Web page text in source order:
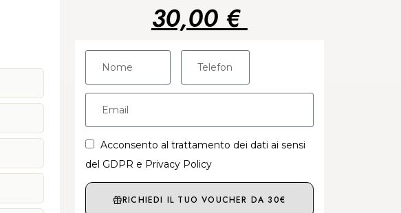
30,00 €
Acconsento al trattamento dei dati ai sensi
del GDPR e Privacy Policy
RICHIEDI IL TUO VOUCHER DA 30€